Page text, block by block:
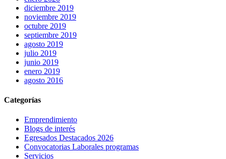
diciembre 2019
noviembre 2019
octubre 2019
septiembre 2019
agosto 2019
julio 2019
junio 2019
enero 2019
agosto 2016
Categorías
Emprendimiento
Blogs de interés
Egresados Destacados 2026
Convocatorias Laborales programas
Servicios